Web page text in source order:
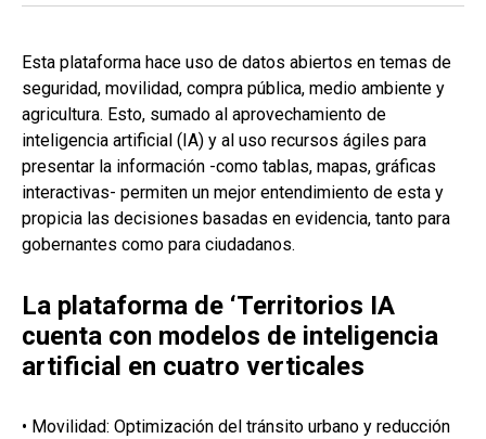
Esta plataforma hace uso de datos abiertos en temas de
seguridad, movilidad, compra pública, medio ambiente y
agricultura. Esto, sumado al aprovechamiento de
inteligencia artificial (IA) y al uso recursos ágiles para
presentar la información -como tablas, mapas, gráficas
interactivas- permiten un mejor entendimiento de esta y
propicia las decisiones basadas en evidencia, tanto para
gobernantes como para ciudadanos.
La plataforma de ‘Territorios IA
cuenta con modelos de inteligencia
artificial en cuatro verticales
• Movilidad: Optimización del tránsito urbano y reducción